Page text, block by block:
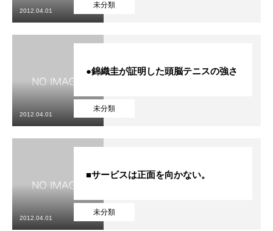
未分類
2012.04.01
未分類
●錦織圭が証明した頭脳テニスの強さ
2012.04.01
未分類
■サービスは正面を向かない。
2012.04.01